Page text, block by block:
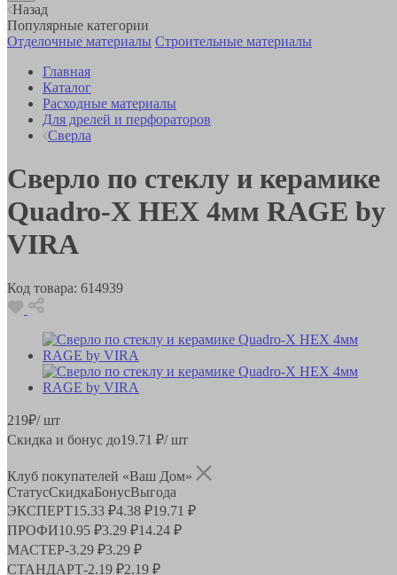
Назад
Популярные категории
Отделочные материалы Строительные материалы
Главная
Каталог
Расходные материалы
Для дрелей и перфораторов
Сверла
Сверло по стеклу и керамике
Quadro-X HEX 4мм RAGE by
VIRA
Код товара: 614939
219₽/ шт
Скидка и бонус до19.71 ₽/ шт
Клуб покупателей «Ваш Дом»
СтатусСкидкаБонусВыгода
ЭКСПЕРТ15.33 ₽4.38 ₽19.71 ₽
ПРОФИ10.95 ₽3.29 ₽14.24 ₽
МАСТЕР-3.29 ₽3.29 ₽
СТАНДАРТ-2.19 ₽2.19 ₽